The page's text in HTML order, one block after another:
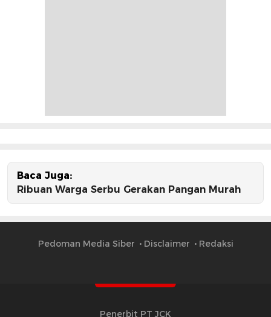
Baca Juga:
Ribuan Warga Serbu Gerakan Pangan Murah
Pedoman Media Siber Disclaimer Redaksi
Penerbit PT JCK